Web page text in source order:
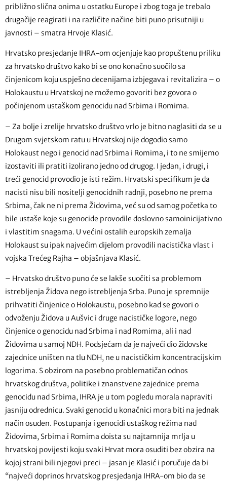
približno slična onima u ostatku Europe i zbog toga je trebalo
drugačije reagirati i na različite načine biti puno prisutniji u
javnosti – smatra Hrvoje Klasić.
Hrvatsko presjedanje IHRA-om ocjenjuje kao propuštenu priliku
za hrvatsko društvo kako bi se ono konačno suočilo sa
činjenicom koju uspješno decenijama izbjegava i revitalizira – o
Holokaustu u Hrvatskoj ne možemo govoriti bez govora o
počinjenom ustaškom genocidu nad Srbima i Romima.
– Za bolje i zrelije hrvatsko društvo vrlo je bitno naglasiti da se u
Drugom svjetskom ratu u Hrvatskoj nije dogodio samo
Holokaust nego i genocid nad Srbima i Romima, i to ne smijemo
izostaviti ili pratiti izolirano jedno od drugog. I jedan, i drugi, i
treći genocid provodio je isti režim. Hrvatski specifikum je da
nacisti nisu bili nositelji genocidnih radnji, posebno ne prema
Srbima, čak ne ni prema Židovima, već su od samog početka to
bile ustaše koje su genocide provodile doslovno samoinicijativno
i vlastitim snagama. U većini ostalih europskih zemalja
Holokaust su ipak najvećim dijelom provodili nacistička vlast i
vojska Trećeg Rajha – objašnjava Klasić.
– Hrvatsko društvo puno će se lakše suočiti sa problemom
istrebljenja Židova nego istrebljenja Srba. Puno je spremnije
prihvatiti činjenice o Holokaustu, posebno kad se govori o
odvoženju Židova u Aušvic i druge nacističke logore, nego
činjenice o genocidu nad Srbima i nad Romima, ali i nad
Židovima u samoj NDH. Podsjećam da je najveći dio židovske
zajednice uništen na tlu NDH, ne u nacističkim koncentracijskim
logorima. S obzirom na posebno problematičan odnos
hrvatskog društva, politike i znanstvene zajednice prema
genocidu nad Srbima, IHRA je u tom pogledu morala napraviti
jasniju odrednicu. Svaki genocid u konačnici mora biti na jednak
način osuđen. Postupanja i genocidi ustaškog režima nad
Židovima, Srbima i Romima doista su najtamnija mrlja u
hrvatskoj povijesti koju svaki Hrvat mora osuditi bez obzira na
kojoj strani bili njegovi preci – jasan je Klasić i poručuje da bi
“najveći doprinos hrvatskog presjedanja IHRA-om bio da se